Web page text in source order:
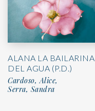
ALANA LA BAILARINA
DEL AGUA (P.D.)
Cardoso, Alice,
Serra, Sandra